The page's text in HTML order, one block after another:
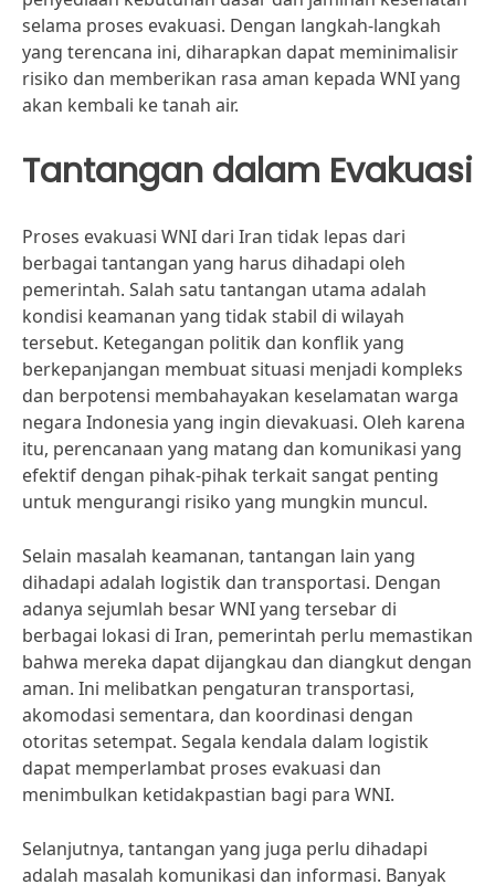
selama proses evakuasi. Dengan langkah-langkah
yang terencana ini, diharapkan dapat meminimalisir
risiko dan memberikan rasa aman kepada WNI yang
akan kembali ke tanah air.
Tantangan dalam Evakuasi
Proses evakuasi WNI dari Iran tidak lepas dari
berbagai tantangan yang harus dihadapi oleh
pemerintah. Salah satu tantangan utama adalah
kondisi keamanan yang tidak stabil di wilayah
tersebut. Ketegangan politik dan konflik yang
berkepanjangan membuat situasi menjadi kompleks
dan berpotensi membahayakan keselamatan warga
negara Indonesia yang ingin dievakuasi. Oleh karena
itu, perencanaan yang matang dan komunikasi yang
efektif dengan pihak-pihak terkait sangat penting
untuk mengurangi risiko yang mungkin muncul.
Selain masalah keamanan, tantangan lain yang
dihadapi adalah logistik dan transportasi. Dengan
adanya sejumlah besar WNI yang tersebar di
berbagai lokasi di Iran, pemerintah perlu memastikan
bahwa mereka dapat dijangkau dan diangkut dengan
aman. Ini melibatkan pengaturan transportasi,
akomodasi sementara, dan koordinasi dengan
otoritas setempat. Segala kendala dalam logistik
dapat memperlambat proses evakuasi dan
menimbulkan ketidakpastian bagi para WNI.
Selanjutnya, tantangan yang juga perlu dihadapi
adalah masalah komunikasi dan informasi. Banyak